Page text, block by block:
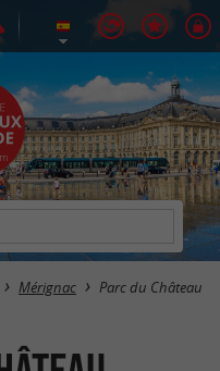
Mérignac Parc du Château